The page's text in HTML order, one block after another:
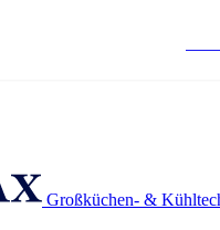
Großküchen- &